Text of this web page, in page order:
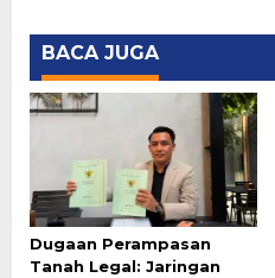
BACA JUGA
Dugaan Perampasan
Tanah Legal: Jaringan